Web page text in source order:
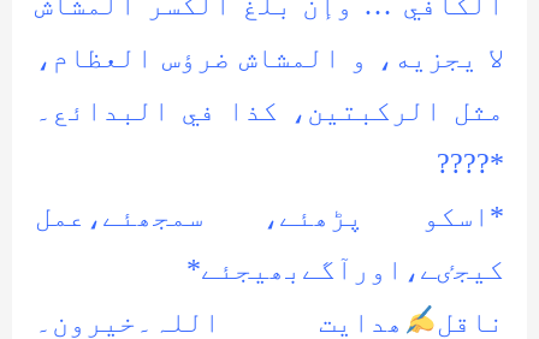
لا يجزيه، و المشاش ضرؤس العظام،
مثل الركبتين، كذا في البدائع۔
*????
*اسکو پڑھئے، سمجھئے،عمل
کیجٸے،اورآگےبھیجئے*
ناقل
ھدایت اللہ۔خیرون۔